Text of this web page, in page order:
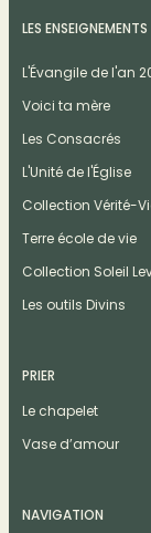
LES ENSEIGNEMENTS
L'Évangile de l'an
Voici ta mère
Les Consacrés
L'Unité de l'Église
Collection Vérité-
Terre école de vie
Collection Soleil
Les outils Divins
PRIER
Le chapelet
Vase d’amour
NAVIGATION